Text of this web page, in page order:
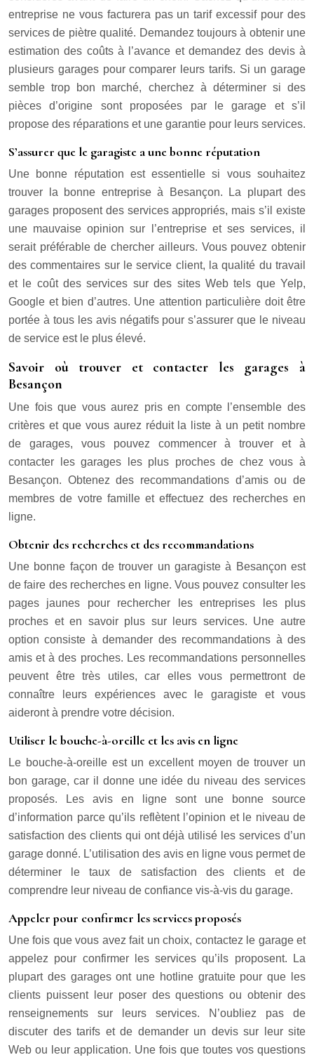
entreprise ne vous facturera pas un tarif excessif pour des
services de piètre qualité. Demandez toujours à obtenir une
estimation des coûts à l’avance et demandez des devis à
plusieurs garages pour comparer leurs tarifs. Si un garage
semble trop bon marché, cherchez à déterminer si des
pièces d’origine sont proposées par le garage et s’il
propose des réparations et une garantie pour leurs services.
S’assurer que le garagiste a une bonne réputation
Une bonne réputation est essentielle si vous souhaitez
trouver la bonne entreprise à Besançon. La plupart des
garages proposent des services appropriés, mais s’il existe
une mauvaise opinion sur l’entreprise et ses services, il
serait préférable de chercher ailleurs. Vous pouvez obtenir
des commentaires sur le service client, la qualité du travail
et le coût des services sur des sites Web tels que Yelp,
Google et bien d’autres. Une attention particulière doit être
portée à tous les avis négatifs pour s’assurer que le niveau
de service est le plus élevé.
Savoir où trouver et contacter les garages à
Besançon
Une fois que vous aurez pris en compte l’ensemble des
critères et que vous aurez réduit la liste à un petit nombre
de garages, vous pouvez commencer à trouver et à
contacter les garages les plus proches de chez vous à
Besançon. Obtenez des recommandations d’amis ou de
membres de votre famille et effectuez des recherches en
ligne.
Obtenir des recherches et des recommandations
Une bonne façon de trouver un garagiste à Besançon est
de faire des recherches en ligne. Vous pouvez consulter les
pages jaunes pour rechercher les entreprises les plus
proches et en savoir plus sur leurs services. Une autre
option consiste à demander des recommandations à des
amis et à des proches. Les recommandations personnelles
peuvent être très utiles, car elles vous permettront de
connaître leurs expériences avec le garagiste et vous
aideront à prendre votre décision.
Utiliser le bouche-à-oreille et les avis en ligne
Le bouche-à-oreille est un excellent moyen de trouver un
bon garage, car il donne une idée du niveau des services
proposés. Les avis en ligne sont une bonne source
d’information parce qu’ils reflètent l’opinion et le niveau de
satisfaction des clients qui ont déjà utilisé les services d’un
garage donné. L’utilisation des avis en ligne vous permet de
déterminer le taux de satisfaction des clients et de
comprendre leur niveau de confiance vis-à-vis du garage.
Appeler pour confirmer les services proposés
Une fois que vous avez fait un choix, contactez le garage et
appelez pour confirmer les services qu’ils proposent. La
plupart des garages ont une hotline gratuite pour que les
clients puissent leur poser des questions ou obtenir des
renseignements sur leurs services. N’oubliez pas de
discuter des tarifs et de demander un devis sur leur site
Web ou leur application. Une fois que toutes vos questions